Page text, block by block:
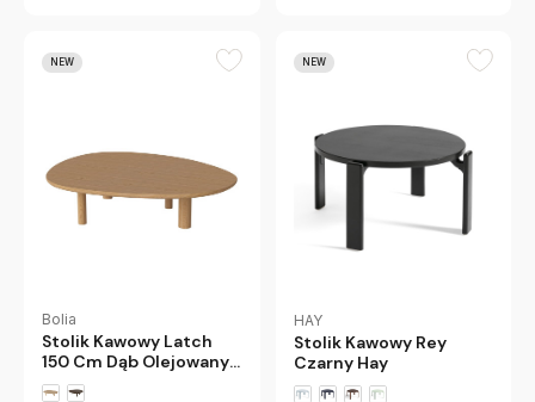
NEW
Bolia
Stolik Kawowy Latch
150 Cm Dąb Olejowany
Bolia
NEW
HAY
Stolik Kawowy Rey
Czarny Hay